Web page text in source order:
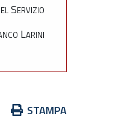
Servizio
Larini
Azioni STAMPA